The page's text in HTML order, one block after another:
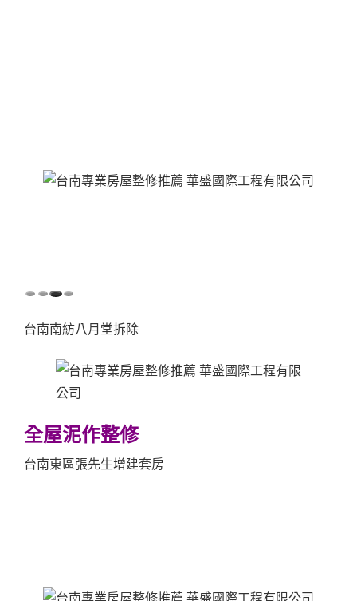
台南南紡八月堂拆除
全屋泥作整修
台南東區張先生增建套房